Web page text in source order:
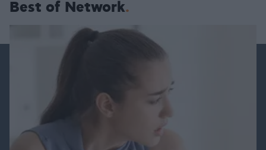
Best of Network